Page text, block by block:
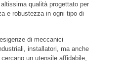
qualità progettato per
e robustezza in ogni tipo di
di meccanici
installatori, ma anche
un utensile affidabile,